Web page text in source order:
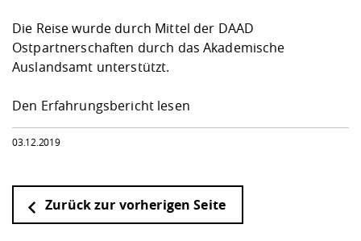
Die Reise wurde durch Mittel der DAAD
Ostpartnerschaften durch das Akademische
Auslandsamt unterstützt.
Den Erfahrungsbericht lesen
03.12.2019
Zurück zur vorherigen Seite